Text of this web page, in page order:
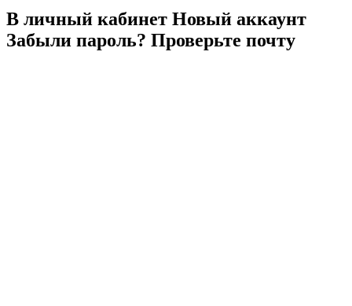
В личный кабинет Новый аккаунт
Забыли пароль? Проверьте почту